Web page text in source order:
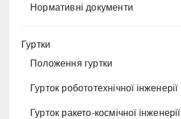
Нормативні документи
Гуртки
Положення гуртки
Гурток робототехнічної інженерії
Гурток ракето-космічної інженерії